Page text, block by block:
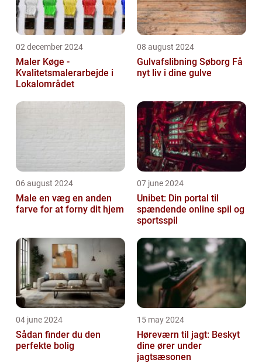
02 december 2024
Maler Køge -
Kvalitetsmalerarbejde i
Lokalområdet
08 august 2024
Gulvafslibning Søborg Få
nyt liv i dine gulve
06 august 2024
Male en væg en anden
farve for at forny dit hjem
07 june 2024
Unibet: Din portal til
spændende online spil og
sportsspil
04 june 2024
Sådan finder du den
perfekte bolig
15 may 2024
Høreværn til jagt: Beskyt
dine ører under
jagtsæsonen